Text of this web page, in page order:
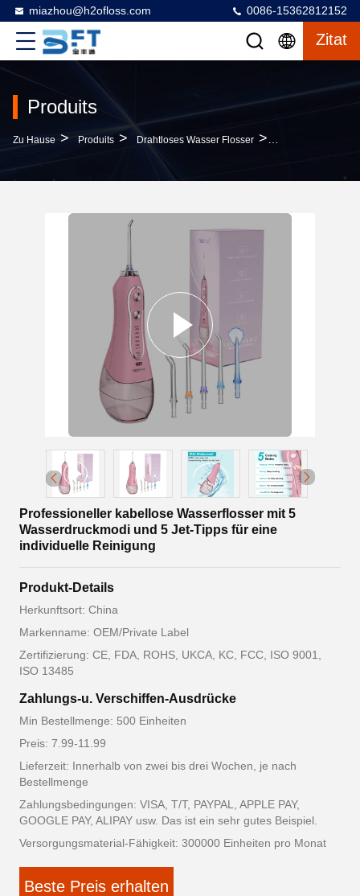
miazhou@h2ofloss.com 0086-15362812152
Zitat
Produits
Zu Hause > Produits > Drahtloses Wasser Flosser >
Professioneller kabellose Wasserflosser mit 5
Wasserdruckmodi und 5 Jet-Tipps für eine
individuelle Reinigung
Produkt-Details
Herkunftsort: China
Markenname: OEM/Private Label
Zertifizierung: CE, FDA, ROHS, UKCA, KC, FCC, ISO 9001,
ISO 13485
Zahlungs-u. Verschiffen-Ausdrücke
Min Bestellmenge: 500 Einheiten
Preis: 7.99-11.99
Lieferzeit: Innerhalb von zwei bis drei Wochen, je nach
Bestellmenge
Zahlungsbedingungen: VISA, T/T, PAYPAL, APPLE PAY,
GOOGLE PAY, ALIPAY usw. Das ist ein sehr gutes Beispiel.
Versorgungsmaterial-Fähigkeit: 300000 Einheiten pro Monat
Beste Preis erhalten